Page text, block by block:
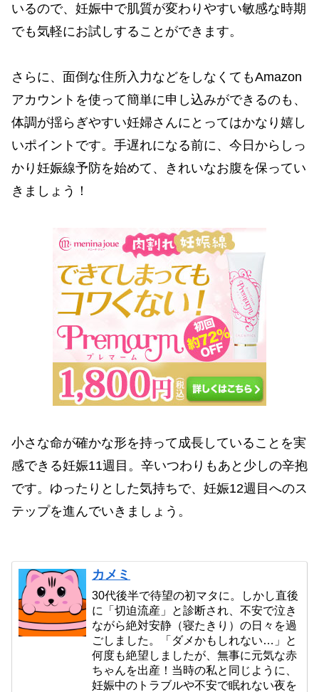
いるので、妊娠中で肌質が変わりやすい敏感な時期
でも気軽にお試しすることができます。
さらに、面倒な住所入力などをしなくてもAmazon
アカウントを使って簡単に申し込みができるのも、
体調が揺らぎやすい妊婦さんにとってはかなり嬉し
いポイントです。手遅れになる前に、今日からしっ
かり妊娠線予防を始めて、きれいなお腹を保ってい
きましょう！
小さな命が確かな形を持って成長していることを実
感できる妊娠11週目。辛いつわりもあと少しの辛抱
です。ゆったりとした気持ちで、妊娠12週目へのス
テップを進んでいきましょう。
カメミ
30代後半で待望の初マタに。しかし直後
に「切迫流産」と診断され、不安で泣き
ながら絶対安静（寝たきり）の日々を過
ごしました。「ダメかもしれない…」と
何度も絶望しましたが、無事に元気な赤
ちゃんを出産！当時の私と同じように、
妊娠中のトラブルや不安で眠れない夜を